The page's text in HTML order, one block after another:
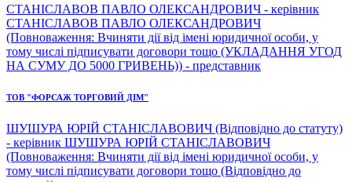
СТАНІСЛАВОВ ПАВЛО ОЛЕКСАНДРОВИЧ - керівник
СТАНІСЛАВОВ ПАВЛО ОЛЕКСАНДРОВИЧ
(Повноваження: Вчиняти дії від імені юридичної особи, у
тому числі підписувати договори тощо (УКЛАДАННЯ УГОД
НА СУМУ ДО 5000 ГРИВЕНЬ)) - представник
ТОВ "ФОРСАЖ ТОРГОВИЙ ДІМ"
ШУШУРА ЮРІЙ СТАНІСЛАВОВИЧ (Відповідно до статуту)
- керівник ШУШУРА ЮРІЙ СТАНІСЛАВОВИЧ
(Повноваження: Вчиняти дії від імені юридичної особи, у
тому числі підписувати договори тощо (Відповідно до